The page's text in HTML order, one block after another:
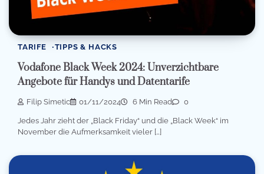
TARIFE TIPPS & HACKS
Vodafone Black Week 2024: Unverzichtbare
Angebote für Handys und Datentarife
Filip Simetic 01/11/2024 6 Min Read 0
Jedes Jahr zieht der „Black Friday“ und die „Black Week“ im
November die Aufmerksamkeit vieler […]